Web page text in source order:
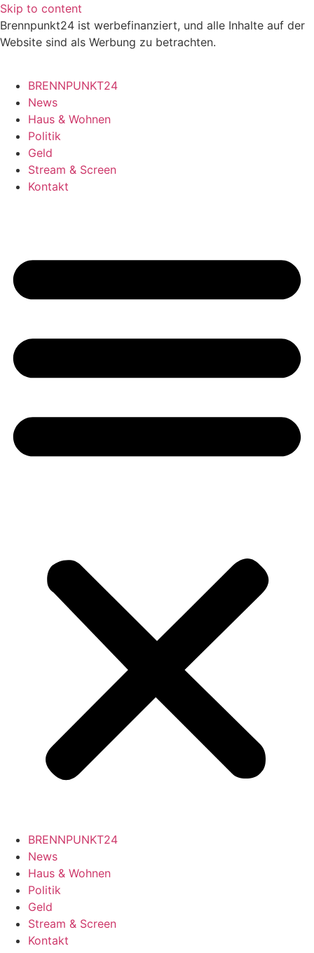
Skip to content
Brennpunkt24 ist werbefinanziert, und alle Inhalte auf der
Website sind als Werbung zu betrachten.
BRENNPUNKT24
News
Haus & Wohnen
Politik
Geld
Stream & Screen
Kontakt
BRENNPUNKT24
News
Haus & Wohnen
Politik
Geld
Stream & Screen
Kontakt